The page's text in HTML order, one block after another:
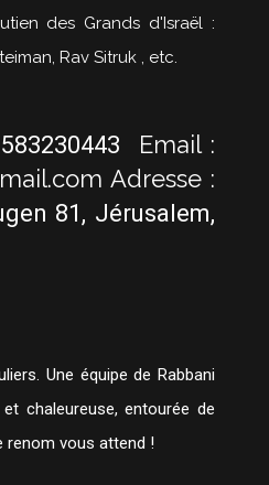
des Grands d'Israël :
Rav Sitruk , etc.
Email :
Adresse :
81, Jérusalem,
Une équipe de Rabbani
chaleureuse, entourée de
renom vous attend !